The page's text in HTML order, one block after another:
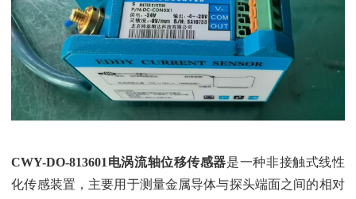
CWY-DO-813601电涡流轴位移传感器‌是一种非接触式线性
化传感装置，主要用于测量金属导体与探头端面之间的相对